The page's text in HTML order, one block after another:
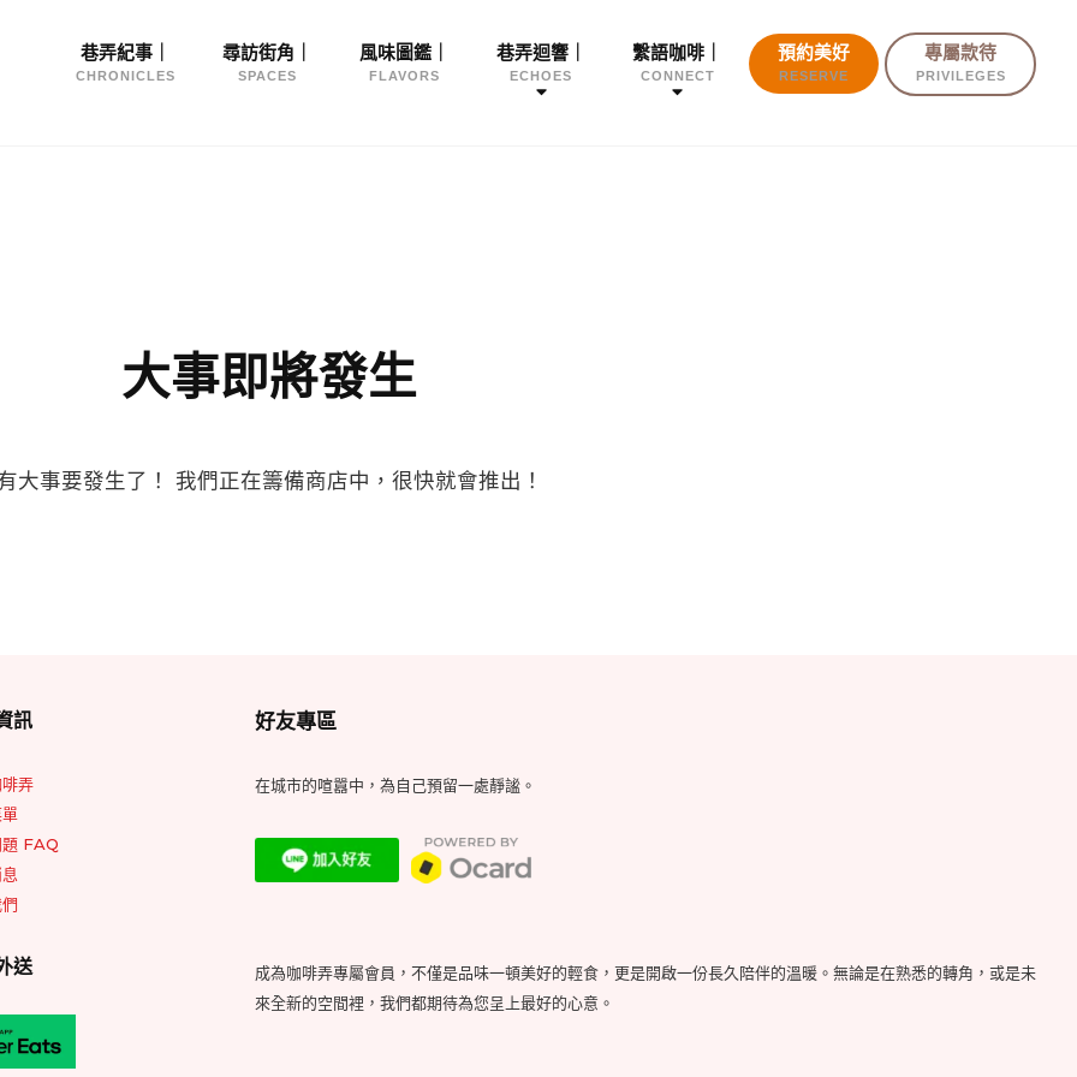
Site
Navigation
巷弄紀事｜
CHRONICLES
尋訪街角｜
SPACES
風味圖鑑｜
FLAVORS
巷弄迴響｜
ECHOES
繫語咖啡｜
CONNECT
預約美好
RESERVE
專屬款待
PRIVILEGES
大事即將發生
大事要發生了！ 我們正在籌備商店中，很快就會推出！
Footer
Area
訊
弄
題 FAQ
送
好友專區
在城市的喧囂中，為自己預留一處靜謐。
成為咖啡弄專屬會員，不僅是品味一頓美好的輕食，更是開啟一份長久陪伴的溫暖。無論是在熟悉的轉角，或是未
來全新的空間裡，我們都期待為您呈上最好的心意。